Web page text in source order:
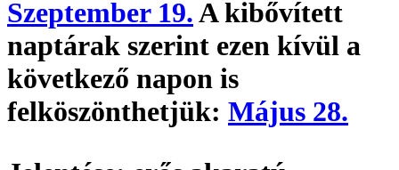
Szeptember 19.A kibővített
naptárak szerint ezen kívül a
következő napon is
felköszönthetjük: Május 28.